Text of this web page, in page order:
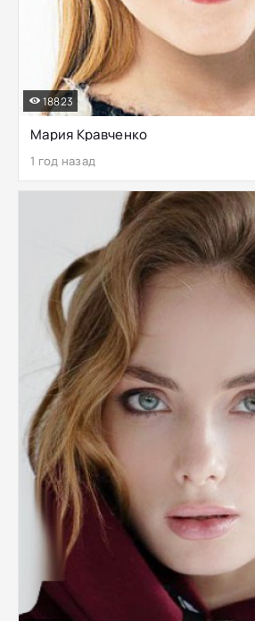
Мария Кравченко
1 год назад
18823